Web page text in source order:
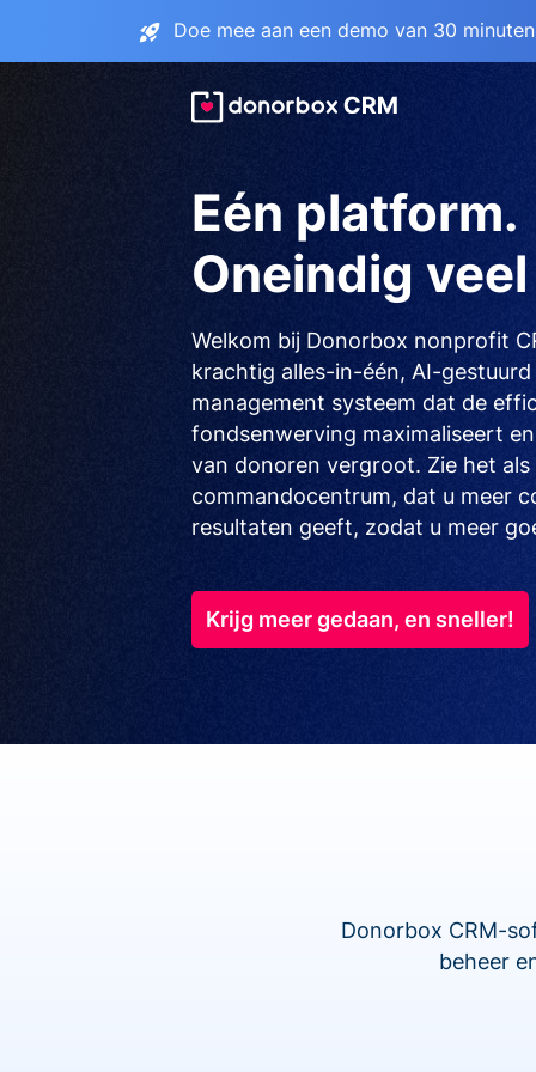
Doe mee aan een demo van 30
Eén platform.
Oneindig
Welkom bij Donorbox nonprofit
krachtig alles-in-één, AI-
management systeem dat de
fondsenwerving maximaliseert
van donoren vergroot. Zie het als
commandocentrum, dat u meer
resultaten geeft, zodat u meer
Krijg meer gedaan, en sneller!
Donorbox CRM-
beheer